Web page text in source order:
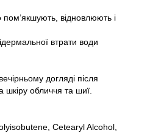
пом’якшують, відновлюють і
втрати води
догляді після
обличчя та шиї.
Cetearyl Alcohol,